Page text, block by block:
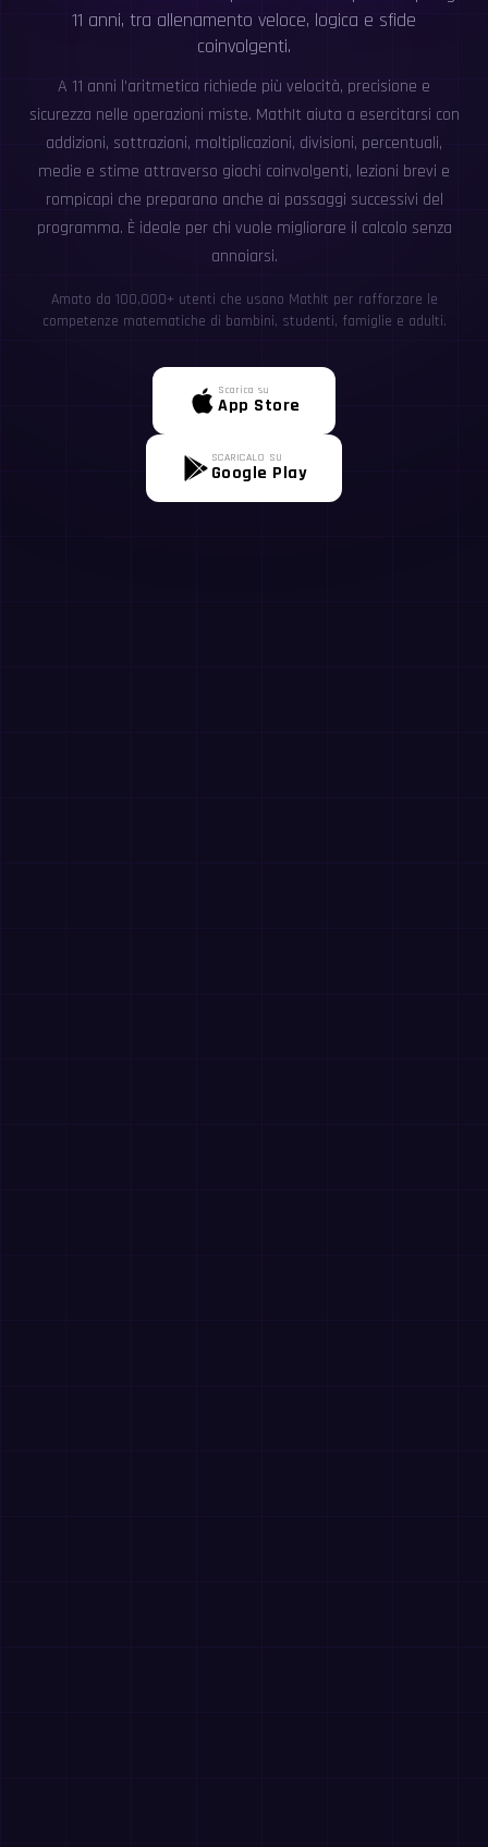
11 anni, tra allenamento veloce, logica e sfide
coinvolgenti.
A 11 anni l’aritmetica richiede più velocità, precisione e
sicurezza nelle operazioni miste. MathIt aiuta a esercitarsi con
addizioni, sottrazioni, moltiplicazioni, divisioni, percentuali,
medie e stime attraverso giochi coinvolgenti, lezioni brevi e
rompicapi che preparano anche ai passaggi successivi del
programma. È ideale per chi vuole migliorare il calcolo senza
annoiarsi.
Amato da 100,000+ utenti che usano MathIt per rafforzare le
competenze matematiche di bambini, studenti, famiglie e adulti.
Scarica su
App Store
SCARICALO SU
Google Play